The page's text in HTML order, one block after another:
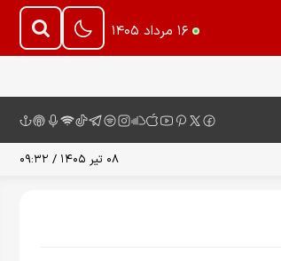
۱۶ مرداد ۱۴۰۵
۰۸ تیر ۱۴۰۵ / ۰۹:۳۲